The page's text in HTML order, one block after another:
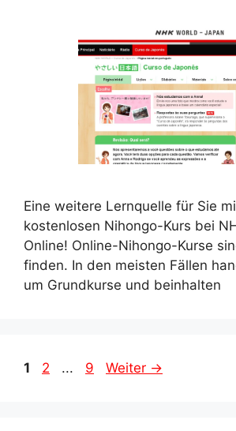
Eine weitere Lernquelle für Sie
kostenlosen Nihongo-Kurs bei
Online! Online-Nihongo-Kurse
finden. In den meisten Fällen
um Grundkurse und beinhalten
Seite
1 Seite
2 ... Seite
9 Weiter →